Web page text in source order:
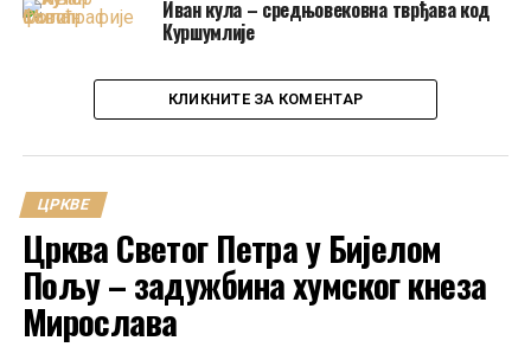
Иван кула – средњовековна тврђава код
Куршумлије
КЛИКНИТЕ ЗА КОМЕНТАР
ЦРКВЕ
Црква Светог Петра у Бијелом
Пољу – задужбина хумског кнеза
Мирослава